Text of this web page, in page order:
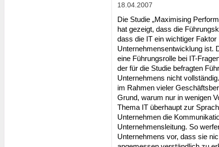
18.04.2007
Die Studie „Maximising
hat gezeigt, dass die
dass die IT ein wichtiger
Unternehmensentwicklung ist.
eine Führungsrolle bei IT-
der für die Studie befragten
Unternehmens nicht
im Rahmen vieler
Grund, warum nur in wenigen
Thema IT überhaupt zur
Unternehmen die
Unternehmensleitung. So
Unternehmens vor, dass sie